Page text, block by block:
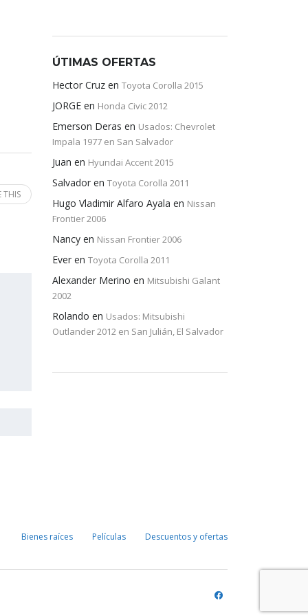
THIS
ÚTIMAS OFERTAS
Hector Cruz en Toyota Corolla 2015
JORGE en Honda Civic 2012
Emerson Deras en Usados: Chevrolet
Impala 1977 en San Salvador
Juan en Hyundai Accent 2015
Salvador en Toyota Corolla 2011
Hugo Vladimir Alfaro Ayala en Nissan
Frontier 2006
Nancy en Nissan Frontier 2006
Ever en Toyota Corolla 2011
Alexander Merino en Mitsubishi Galant
2002
Rolando en Usados: Mitsubishi
Outlander 2012 en San Julián, El Salvador
Bienes raíces Películas Descuentos y ofertas